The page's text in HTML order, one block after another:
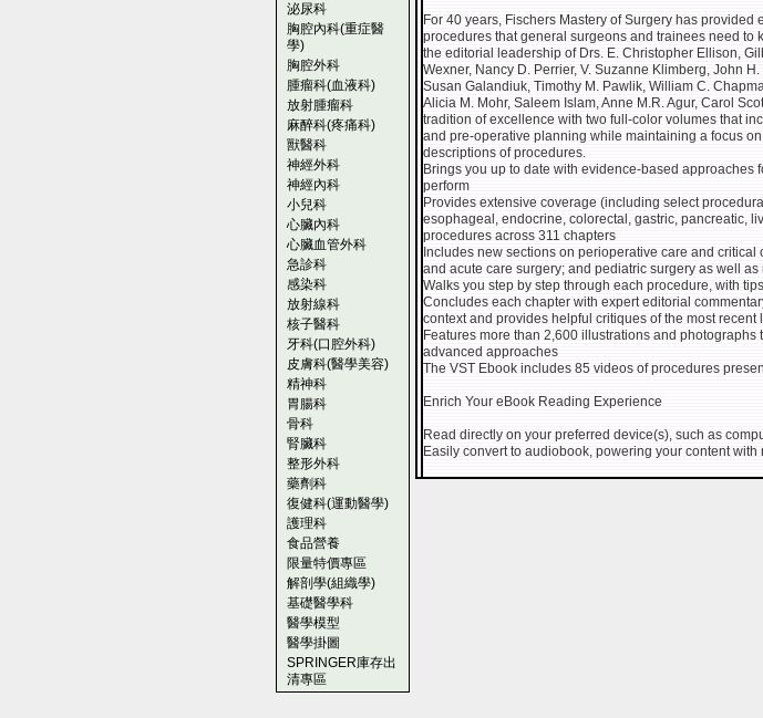
泌尿科
胸腔內科(重症醫
學)
胸腔外科
腫瘤科(血液科)
放射腫瘤科
麻醉科(疼痛科)
獸醫科
神經外科
神經內科
小兒科
心臟內科
心臟血管外科
急診科
感染科
放射線科
核子醫科
牙科(口腔外科)
皮膚科(醫學美容)
精神科
胃腸科
骨科
腎臟科
整形外科
藥劑科
復健科(運動醫學)
護理科
食品營養
限量特價專區
解剖學(組織學)
基礎醫學科
醫學模型
醫學掛圖
SPRINGER庫存出
清專區
For 40 years, Fischers Mastery of Surgery has
procedures that general surgeons and trainees need to
the editorial leadership of Drs. E. Christopher Ellison,
Wexner, Nancy D. Perrier, V. Suzanne Klimberg, John
Susan Galandiuk, Timothy M. Pawlik, William C.
Alicia M. Mohr, Saleem Islam, Anne M.R. Agur, Carol
tradition of excellence with two full-color volumes that
and pre-operative planning while maintaining a focus
descriptions of procedures.
Brings you up to date with evidence-based
perform
Provides extensive coverage (including select
esophageal, endocrine, colorectal, gastric, pancreatic,
procedures across 311 chapters
Includes new sections on perioperative care and
and acute care surgery; and pediatric surgery as well
Walks you step by step through each procedure, with
Concludes each chapter with expert editorial
context and provides helpful critiques of the most recent
Features more than 2,600 illustrations and
advanced approaches
The VST Ebook includes 85 videos of procedures
Enrich Your eBook Reading Experience
Read directly on your preferred device(s), such as
Easily convert to audiobook, powering your content